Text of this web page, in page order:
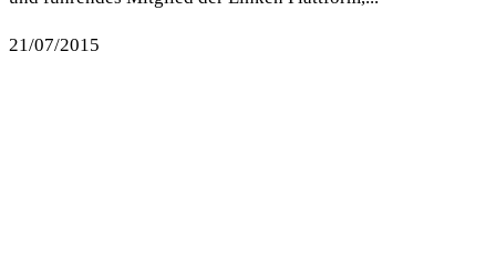
21/07/2015